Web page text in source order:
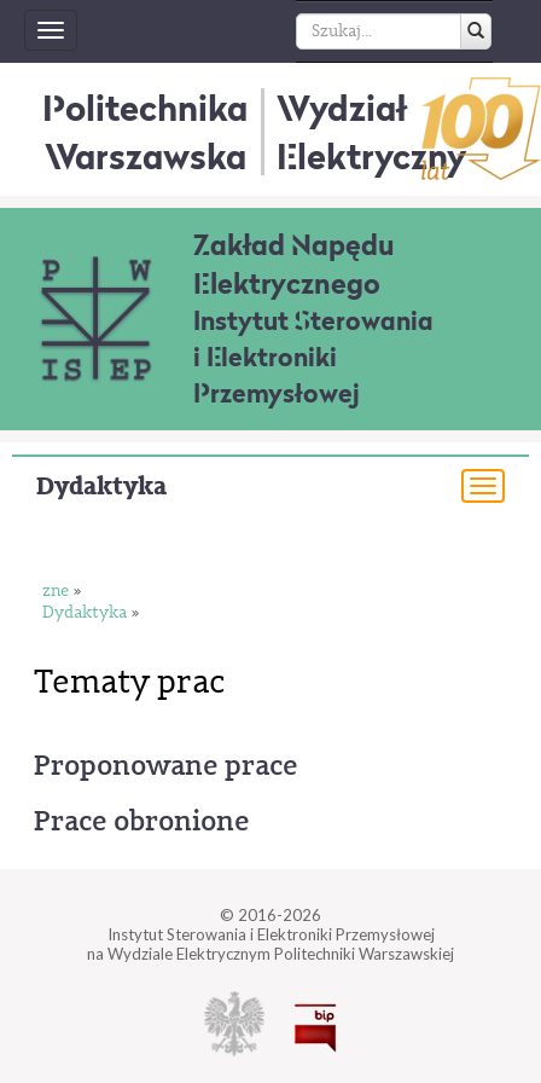
Toggle
navigation
Politechnika
Warszawska
Wydział
Elektryczny
Zakład Napędu
Elektrycznego
Instytut Sterowania
i Elektroniki
Przemysłowej
Dydaktyka
zne »
Dydaktyka »
Tematy prac
Proponowane prace
Prace obronione
© 2016-2026
Instytut Sterowania i Elektroniki Przemysłowej
na Wydziale Elektrycznym Politechniki Warszawskiej